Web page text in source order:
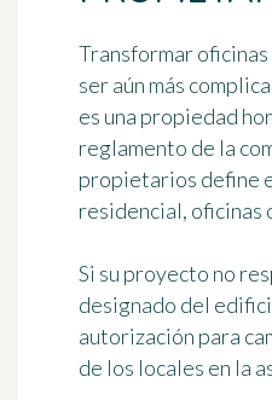
Transformar
seraún más
es una propiedad
reglamento de la
propietarios define
residencial, oficinas
Si su proyecto no
designado del
autorización para
de los locales en la